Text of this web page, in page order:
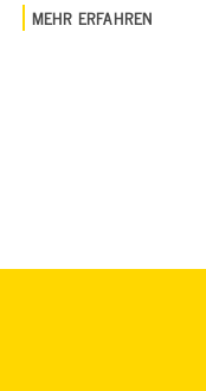
MEHR ERFAHREN